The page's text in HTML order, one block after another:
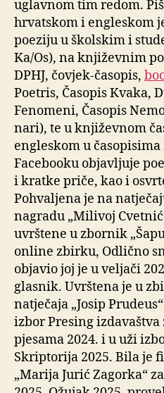
uglavnom tim redom.
hrvatskom i engleskom
poeziju u školskim i
Ka/Os), na književnim
DPHJ, čovjek-časopis,
Poetris, Časopis Kvaka,
Fenomeni, Časopis
nari), te u književnom
engleskom u časopisima
Facebooku objavljuje
i kratke priče, kao i
Pohvaljena je na
nagradu „Milivoj
uvrštene u zbornik
online zbirku, Odlično
objavio joj je u veljači
glasnik. Uvrštena je u
natječaja „Josip
izbor Presing
pjesama 2024. i u uži
Skriptorija 2025. Bila je
„Marija Jurić Zagorka“